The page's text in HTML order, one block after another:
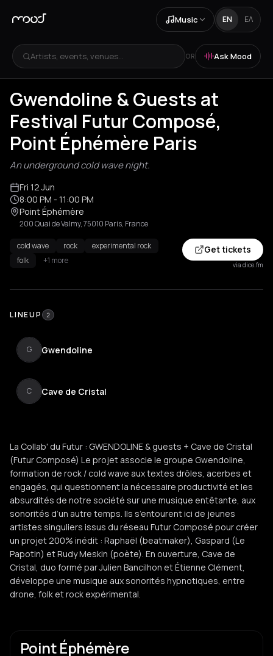
Music EN ΕΛ
Artists, events, venues... OR Ask Mood
Gwendoline & Guests at
Festival Futur Composé,
Point Éphémère Paris
An underground cold wave night.
Fri 12 Jun
8:00 PM - 11:00 PM
Point Éphémère
200 Quai de Valmy, 75010 Paris, France
cold wave rock
experimental rock
folk
+1 more
Get tickets
via dice.fm
LINEUP 2
G Gwendoline
C Cave de Cristal
La Collab' du Futur : GWENDOLINE & guests + Cave de Cristal
(Futur Composé) Le projet associe le groupe Gwendoline,
formation de rock / cold wave aux textes drôles, acerbes et
engagés, qui questionnent la nécessaire productivité et les
absurdités de notre société sur une musique entêtante, aux
sonorités d’un autre temps. Ils s’entourent ici de jeunes
artistes singuliers issus du réseau Futur Composé pour créer
un projet 200% inédit : Raphaël (beatmaker), Gaspard (Le
Papotin) et Rudy Meskin (poète). En ouverture, Cave de
Cristal, duo formé par Julien Bancilhon et Étienne Clément,
développe une musique aux sonorités hypnotiques, entre
drone, folk et rock expérimental.
Point Éphémère